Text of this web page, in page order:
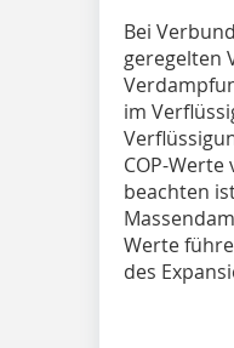
Bei
geregelten
im
COP-
beachten
Werte
des